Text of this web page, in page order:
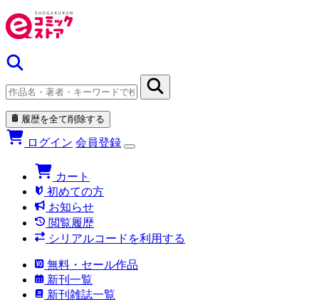
履歴を全て削除する
ログイン 会員登録
カート
初めての方
お知らせ
閲覧履歴
シリアルコードを利用する
無料・セール作品
新刊一覧
新刊雑誌一覧